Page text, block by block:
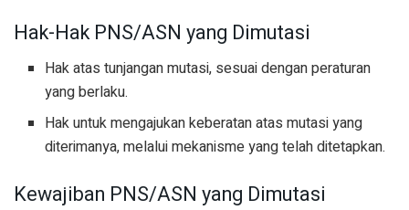
Hak-Hak PNS/ASN yang Dimutasi
Hak atas tunjangan mutasi, sesuai dengan peraturan
yang berlaku.
Hak untuk mengajukan keberatan atas mutasi yang
diterimanya, melalui mekanisme yang telah ditetapkan.
Kewajiban PNS/ASN yang Dimutasi